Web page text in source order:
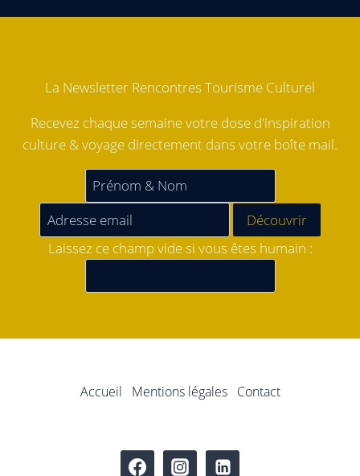
La Newsletter Rencontres Tourisme Culturel
Recevez chaque semaine votre dose d'inspiration
culture & voyage directement dans votre boîte mail.
Laissez ce champ vide si vous êtes humain :
Accueil Mentions légales Contact